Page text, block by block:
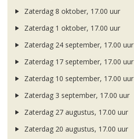
Zaterdag 8 oktober, 17.00 uur
Zaterdag 1 oktober, 17.00 uur
Zaterdag 24 september, 17.00 uur
Zaterdag 17 september, 17.00 uur
Zaterdag 10 september, 17.00 uur
Zaterdag 3 september, 17.00 uur
Zaterdag 27 augustus, 17.00 uur
Zaterdag 20 augustus, 17.00 uur